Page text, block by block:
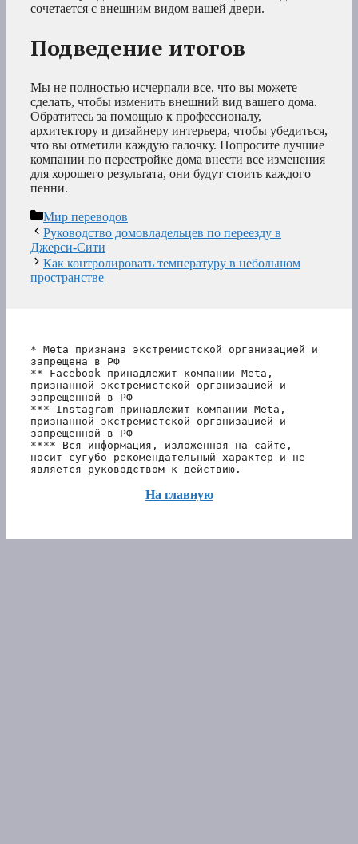
сочетается с внешним видом вашей двери.
Подведение итогов
Мы не полностью исчерпали все, что вы можете
сделать, чтобы изменить внешний вид вашего дома.
Обратитесь за помощью к профессионалу,
архитектору и дизайнеру интерьера, чтобы убедиться,
что вы отметили каждую галочку. Попросите лучшие
компании по перестройке дома внести все изменения
для хорошего результата, они будут стоить каждого
пенни.
Рубрики
Мир переводов
Руководство домовладельцев по переезду в
Джерси-Сити
Как контролировать температуру в небольшом
пространстве
* Meta признана экстремистской организацией и
запрещена в РФ
** Facebook принадлежит компании Meta,
признанной экстремистской организацией и
запрещенной в РФ
*** Instagram принадлежит компании Meta,
признанной экстремистской организацией и
запрещенной в РФ
**** Вся информация, изложенная на сайте,
носит сугубо рекомендательный характер и не
является руководством к действию.
На главную